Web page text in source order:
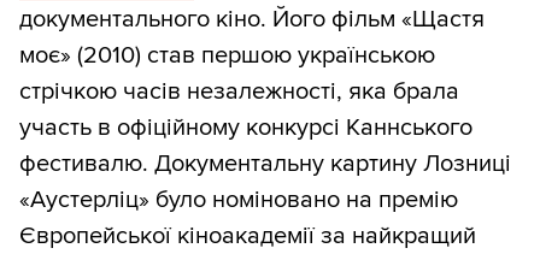
документального кіно. Його фільм «Щастя
моє» (2010) став першою українською
стрічкою часів незалежності, яка брала
участь в офіційному конкурсі Каннського
фестивалю. Документальну картину Лозниці
«Аустерліц» було номіновано на премію
Європейської кіноакадемії за найкращий